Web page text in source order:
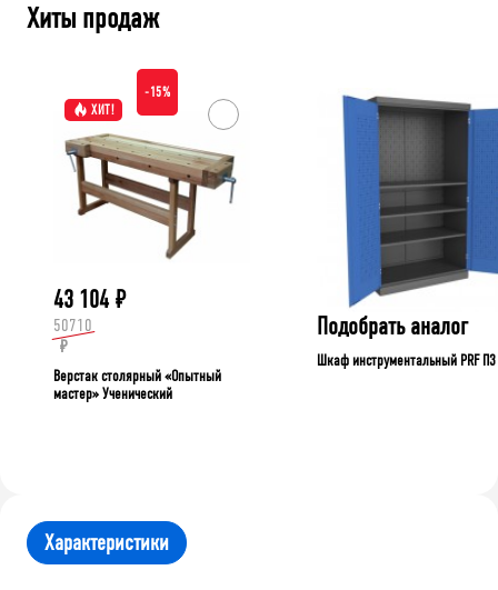
Хиты продаж
ХИТ!
-15%
43 104 ₽
50710
₽
Верстак столярный «Опытный
мастер» Ученический
Подобрать аналог
Шкаф инструментальный PRF П3
Характеристики